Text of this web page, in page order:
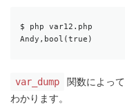
$ php var12.php
Andy,bool(true)
var_dump 関数によって
わかります。